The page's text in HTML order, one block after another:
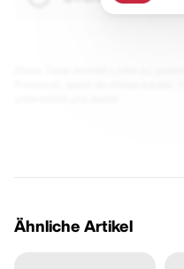
Ähnliche Artikel